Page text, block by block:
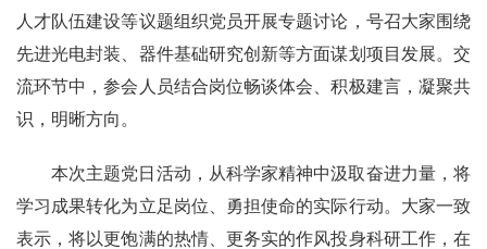
人才队伍建设等议题组织党员开展专题讨论，号召大家围绕
先进光电封装、器件基础研究创新等方面谋划项目发展。交
流环节中，参会人员结合岗位畅谈体会、积极建言，凝聚共
识，明晰方向。
本次主题党日活动，从科学家精神中汲取奋进力量，将
学习成果转化为立足岗位、勇担使命的实际行动。大家一致
表示，将以更饱满的热情、更务实的作风投身科研工作，在